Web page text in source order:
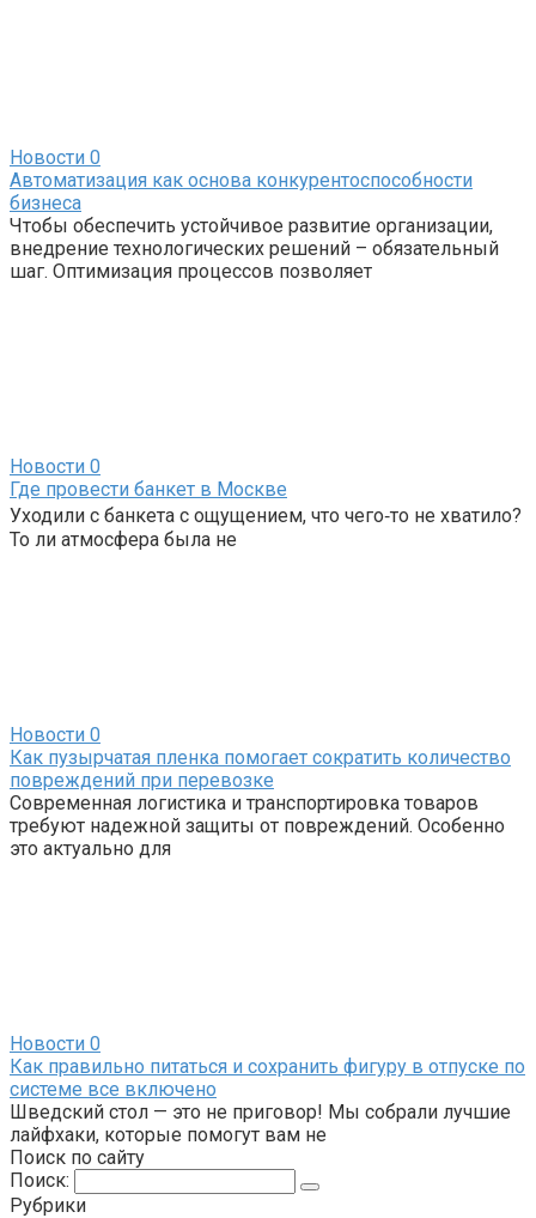
Новости 0
Автоматизация как основа конкурентоспособности
бизнеса
Чтобы обеспечить устойчивое развитие организации,
внедрение технологических решений – обязательный
шаг. Оптимизация процессов позволяет
Новости 0
Где провести банкет в Москве
Уходили с банкета с ощущением, что чего‑то не хватило?
То ли атмосфера была не
Новости 0
Как пузырчатая пленка помогает сократить количество
повреждений при перевозке
Современная логистика и транспортировка товаров
требуют надежной защиты от повреждений. Особенно
это актуально для
Новости 0
Как правильно питаться и сохранить фигуру в отпуске по
системе все включено
Шведский стол — это не приговор! Мы собрали лучшие
лайфхаки, которые помогут вам не
Поиск по сайту
Поиск:
Рубрики